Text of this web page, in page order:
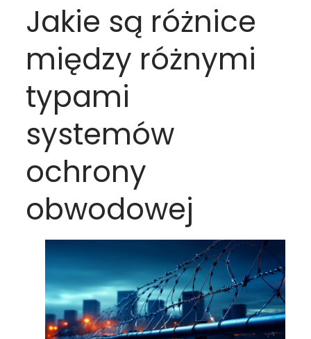
Jakie są różnice
między różnymi
typami
systemów
ochrony
obwodowej